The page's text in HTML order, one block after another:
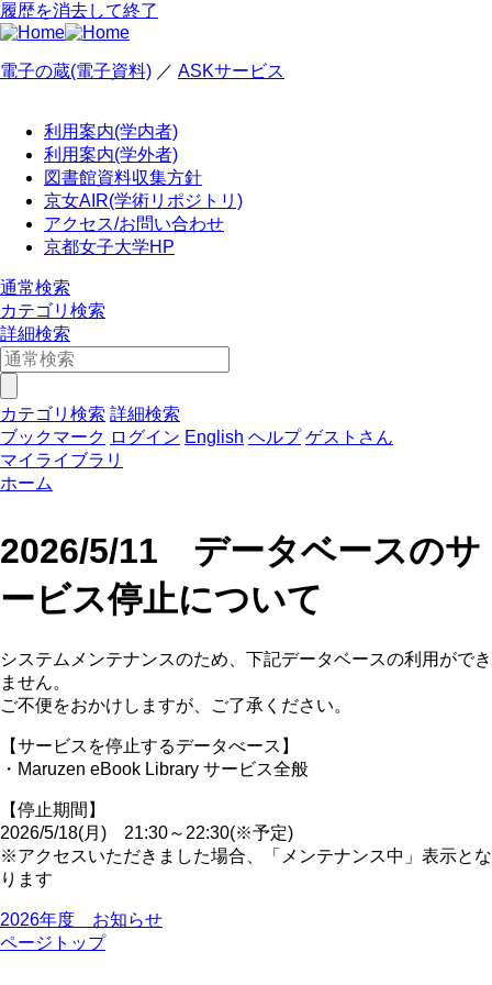
履歴を消去して終了
電子の蔵(電子資料) ／ ASKサービス
利用案内(学内者)
利用案内(学外者)
図書館資料収集方針
京女AIR(学術リポジトリ)
アクセス/お問い合わせ
京都女子大学HP
通常検索
カテゴリ検索
詳細検索
カテゴリ検索 詳細検索
ブックマーク ログイン English ヘルプ ゲストさん
マイライブラリ
ホーム
2026/5/11 データベースのサ
ービス停止について
システムメンテナンスのため、下記データベースの利用ができ
ません。
ご不便をおかけしますが、ご了承ください。
【サービスを停止するデータべース】
・Maruzen eBook Library サービス全般
【停止期間】
2026/5/18(月) 21:30～22:30(※予定)
※アクセスいただきました場合、「メンテナンス中」表示とな
ります
2026年度 お知らせ
ページトップ